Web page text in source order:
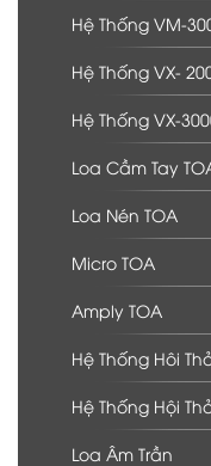
Hệ Thống VM-
Hệ Thống VX-
Hệ Thống VX-
Loa Cầm Tay
Loa Nén TOA
Micro TOA
Amply TOA
Hệ Thống Hôi
Hệ Thống Hội
Loa Âm Trần